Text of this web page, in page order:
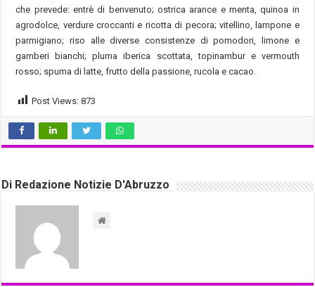
che prevede: entrè di benvenuto; ostrica arance e menta, quinoa in
agrodolce, verdure croccanti e ricotta di pecora; vitellino, lampone e
parmigiano; riso alle diverse consistenze di pomodori, limone e
gamberi bianchi; pluma iberica scottata, topinambur e vermouth
rosso; spuma di latte, frutto della passione, rucola e cacao.
Post Views: 873
Di Redazione Notizie D'Abruzzo